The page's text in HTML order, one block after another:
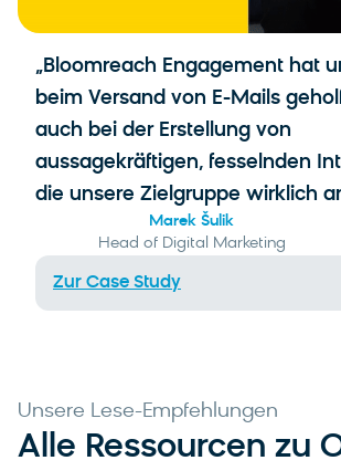
„Bloomreach Engagement hat
beim Versand von E-Mails
auch bei der Erstellung von
aussagekräftigen, fesselnden
die unsere Zielgruppe wirklich
Marek Šulik
Head of Digital Marketing
Zur Case Study
Unsere Lese-Empfehlungen
Alle Ressourcen zu